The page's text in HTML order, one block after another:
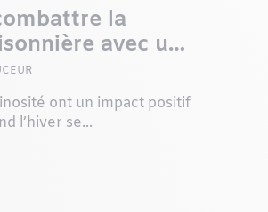
la
avec un
!
ont un impact positif
l’hiver se...